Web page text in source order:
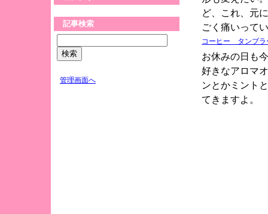
ど、これ、元
ごく痛いって
コーヒー タンブラ
お休みの日も
好きなアロマ
ンとかミント
てきますよ。
記事検索
管理画面へ